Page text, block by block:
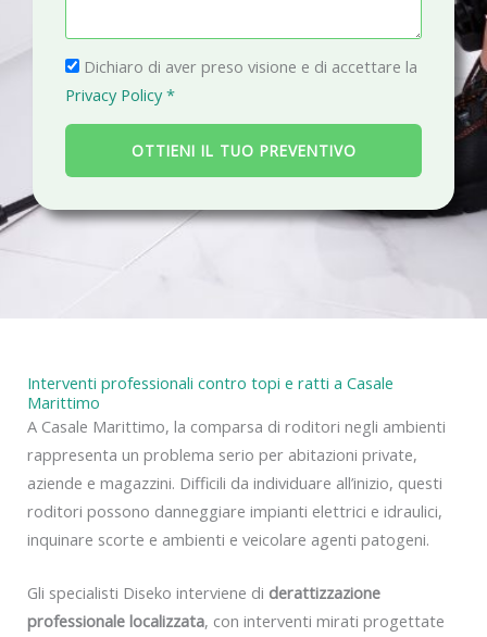
a
g
g
i
P
r
i
a
c
Dichiaro di aver preso visione e di accettare la
Privacy Policy *
OTTIENI IL TUO PREVENTIVO
Interventi professionali contro topi e ratti a Casale
Marittimo
A Casale Marittimo, la comparsa di roditori negli ambienti
rappresenta un problema serio per abitazioni private,
aziende e magazzini. Difficili da individuare all’inizio, questi
roditori possono danneggiare impianti elettrici e idraulici,
inquinare scorte e ambienti e veicolare agenti patogeni.
Gli specialisti Diseko interviene di derattizzazione
professionale localizzata, con interventi mirati progettate